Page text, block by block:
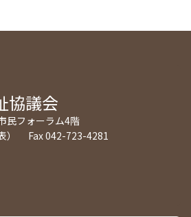
協議会
民フォーラム4階
） Fax 042-723-4281